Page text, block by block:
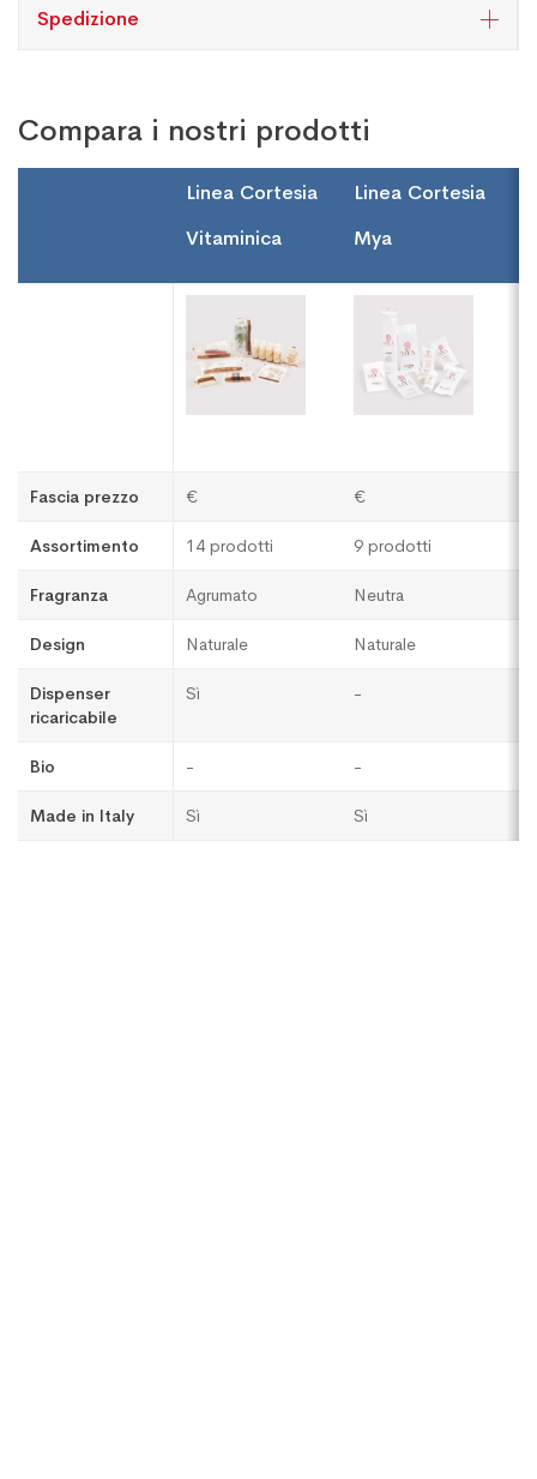
Spedizione
Compara i nostri prodotti
Linea Cortesia
Vitaminica
Linea Cortesia
Mya
Fascia prezzo € €
Assortimento 14 prodotti 9 prodotti
Fragranza Agrumato Neutra
Design Naturale Naturale
Dispenser
ricaricabile
Sì -
Bio - -
Made in Italy Sì Sì